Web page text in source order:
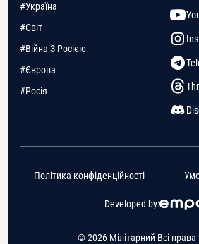
#Україна
#Світ
#Війна З Росією
#Європа
#Росія
© 2026 Мілітарний Всі права
Developed by:
Політика конфіденційності